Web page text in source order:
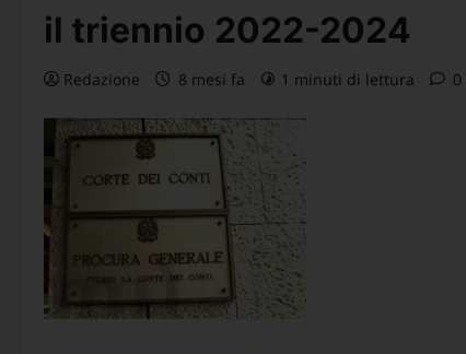
il triennio 2022-2024
Redazione 8 mesi fa 1 minuti di lettura